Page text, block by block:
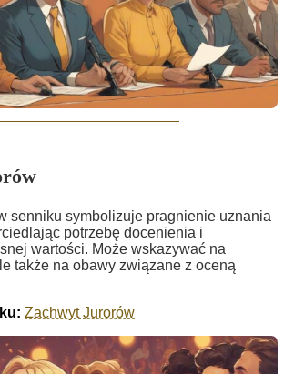
senniku symbolizuje pragnienie uznania
potrzebę docenienia i
wartości. Może wskazywać na
także na obawy związane z oceną
Zachwyt Jurorów